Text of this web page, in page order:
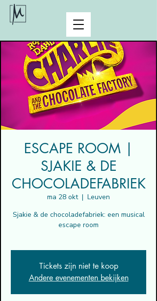
ESCAPE ROOM |
SJAKIE & DE
CHOCOLADEFABRIEK
ma 28 okt
  |
Leuven
Sjakie & de chocoladefabriek: een musical
escape room
Tickets zijn niet te koop
Andere evenementen bekijken